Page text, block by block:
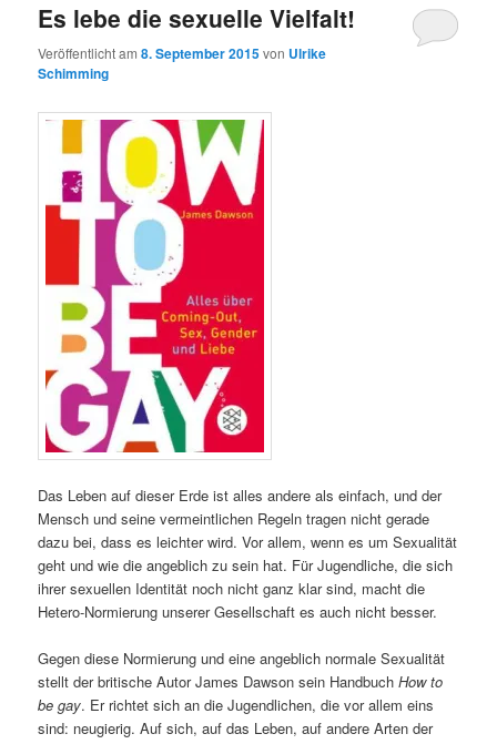
Es lebe die sexuelle Vielfalt!
Veröffentlicht am8. September 2015von Ulrike
Schimming
Das Leben auf dieser Erde ist alles andere als einfach, und der
Mensch und seine vermeintlichen Regeln tragen nicht gerade
dazu bei, dass es leichter wird. Vor allem, wenn es um Sexualität
geht und wie die angeblich zu sein hat. Für Jugendliche, die sich
ihrer sexuellen Identität noch nicht ganz klar sind, macht die
Hetero-Normierung unserer Gesellschaft es auch nicht besser.
Gegen diese Normierung und eine angeblich normale Sexualität
stellt der britische Autor James Dawson sein HandbuchHow to
be gay. Er richtet sich an die Jugendlichen, die vor allem eins
sind: neugierig. Auf sich, auf das Leben, auf andere Arten der